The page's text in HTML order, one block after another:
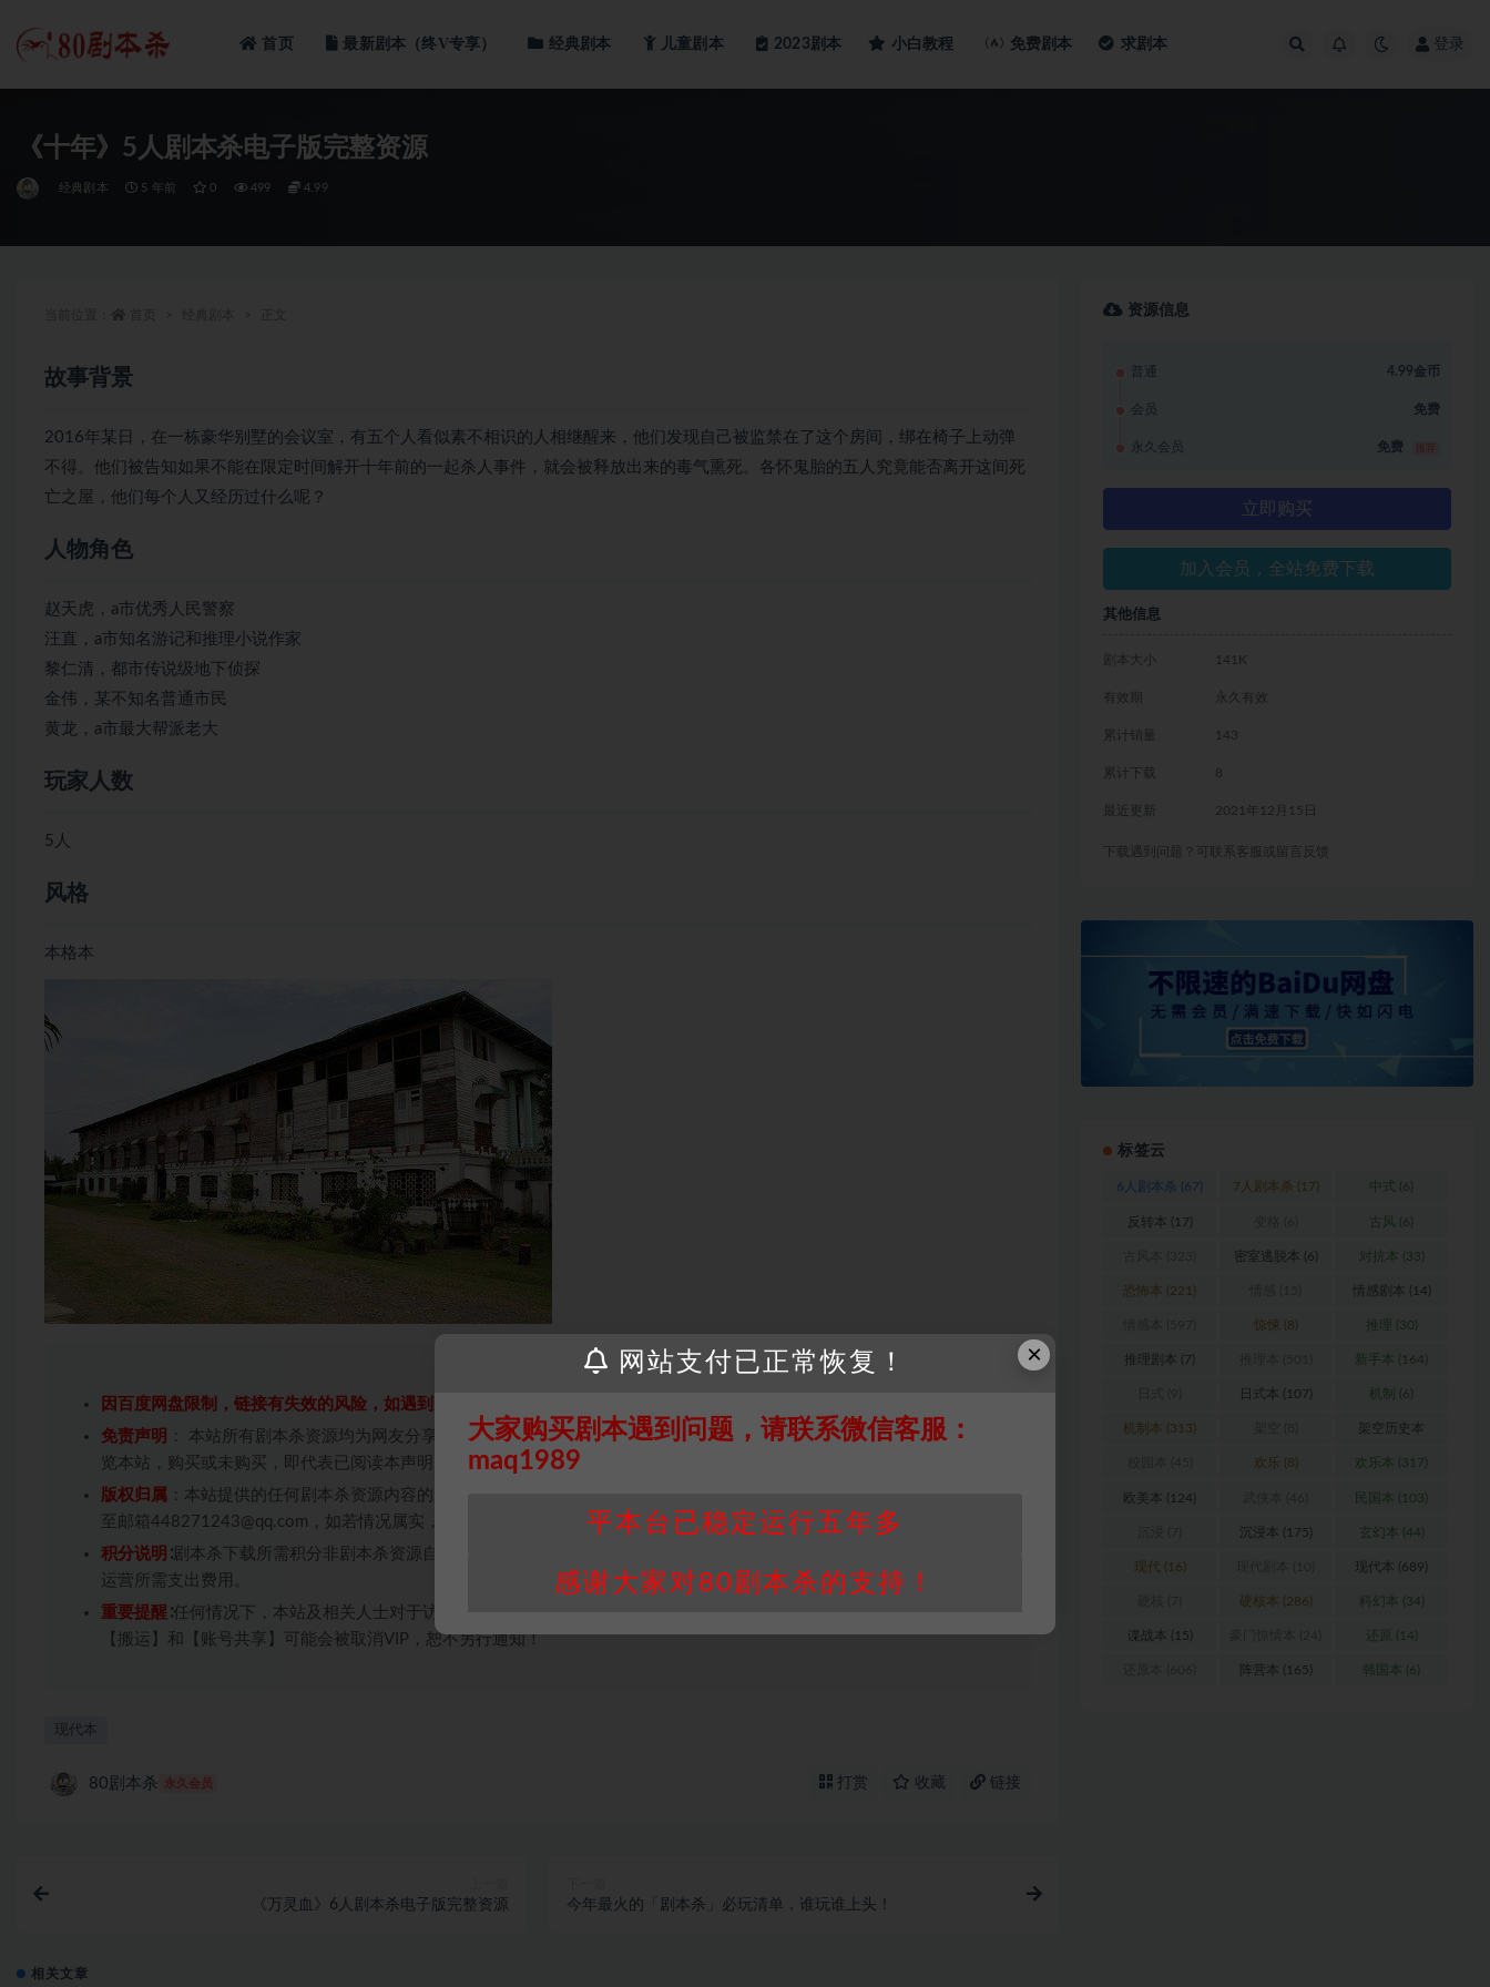
首页 最新剧本（终V专享） 经典剧本 儿童剧本 2023剧本 小白教程 免费剧本 求剧本 登录
《十年》5人剧本杀电子版完整资源
经典剧本 5 年前 0 499 4.99
故事背景
2016年某日，在一栋豪华别墅的会议室，有五个人看似素不相识的人相继醒来，他们发现自己被监禁在了这个房间，绑在椅子上动弹
不得。他们被告知如果不能在限定时间解开十年前的一起杀人事件，就会被释放出来的毒气熏死。各怀鬼胎的五人究竟能否离开这间死
亡之屋，他们每个人又经历过什么呢？
人物角色
赵天虎，a市优秀人民警察
汪直，a市知名游记和推理小说作家
黎仁清，都市传说级地下侦探
金伟，某不知名普通市民
黄龙，a市最大帮派老大
玩家人数
5人
风格
本格本
因百度网盘限制，链接有失效的风险，如遇到无效链接请联系客服补发！！！网盘不限速下载神器→
免责声明 ： 本站所有剧本杀资源均为网友分享投稿+个人整理而来，仅供学习研究使用，请勿用于商业用途!任何人访问、浏
览本站，购买或未购买，即代表已阅读本声明，理解并同意受本条约约束，并遵守所有适用的法律法规。
版权归属 ：本站提供的任何剧本杀资源内容的版权均属于机关版权或权利人。如有侵权，请发邮件通知并提供相关证实资料
至邮箱448271243@qq.com，如若情况属实，我们将会在三天内下架相关剧本攻略。
积分说明 ∶剧本杀下载所需积分非剧本杀资源自身价值，本站积分为本站收取的赞助费，用于本站整理资料的时间成本及网站
运营所需支出费用。
重要提醒 ∶任何情况下，本站及相关人士对于访问或购买使用引起的任何行为和纠纷，本站概不承担任何责任。未经许可的
【搬运】和【账号共享】可能会被取消VIP，恕不另行通知！
现代本
80剧本杀 永久会员 打赏 收藏 链接
《万灵血》6人剧本杀电子版完整资源 今年最火的「剧本杀」必玩清单，谁玩谁上头！
相关文章
资源信息
普通 4.99金币
会员 免费
永久会员 免费
立即购买
加入会员，全站免费下载
其他信息
剧本大小 141K
有效期 永久有效
累计销量 143
累计下载 8
最近更新 2021年12月15日
下载遇到问题？可联系客服或留言反馈
标签云
6人剧本杀 (67) 7人剧本杀 (17) 中式 (6)
反转本 (17) 古风 (6)
密室逃脱本 (6) 对抗本 (33)
恐怖本 (221) 情感剧本 (14)
惊悚 (8) 推理 (30)
推理剧本 (7) 新手本 (164)
日式本 (107) 机制 (6)
机制本 (313) 架空历史本
(102)
欢乐 (8) 欢乐本 (317)
欧美本 (124) 民国本 (103)
沉浸本 (175) 玄幻本 (44)
现代 (16) 现代本 (689)
硬核本 (286) 科幻本 (34)
谍战本 (15) 还原 (14)
阵营本 (165) 韩国本 (6)
×
网站支付已正常恢复！
大家购买剧本遇到问题，请联系微信客服：
maq1989
平本台已稳定运行五年多
感谢大家对80剧本杀的支持！